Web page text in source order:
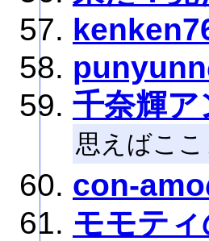
千奈輝ア
思えばこ
con-
モモテ